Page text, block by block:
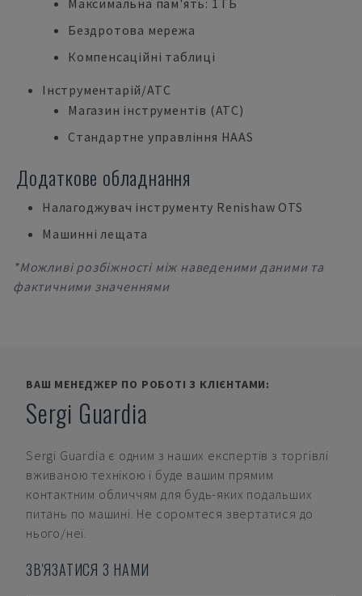
Максимальна пам'ять: 1 ГБ
Бездротова мережа
Компенсаційні таблиці
Інструментарій/ATC
Магазин інструментів (ATC)
Стандартне управління HAAS
Додаткове обладнання
Налагоджувач інструменту Renishaw OTS
Машинні лещата
*Можливі розбіжності між наведеними даними та
фактичними значеннями
ВАШ МЕНЕДЖЕР ПО РОБОТІ З КЛІЄНТАМИ:
Sergi Guardia
Sergi Guardia є одним з наших експертів з торгівлі
вживаною технікою і буде вашим прямим
контактним обличчям для будь-яких подальших
питань по машині. Не соромтеся звертатися до
нього/неї.
ЗВ'ЯЗАТИСЯ З НАМИ